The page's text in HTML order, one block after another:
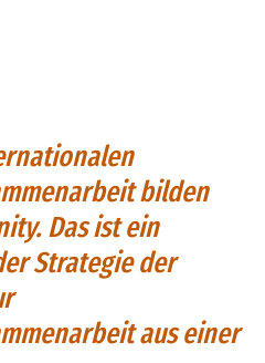
bilden
Das ist ein
Strategie der
aus einer